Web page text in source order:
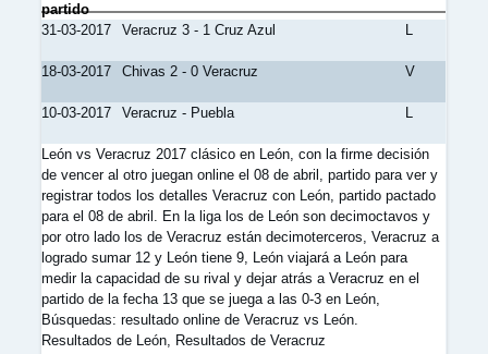
partido
31-03-2017 Veracruz 3 - 1 Cruz Azul L
18-03-2017 Chivas 2 - 0 Veracruz V
10-03-2017 Veracruz - Puebla L
León vs Veracruz 2017 clásico en León, con la firme decisión
de vencer al otro juegan online el 08 de abril, partido para ver y
registrar todos los detalles Veracruz con León, partido pactado
para el 08 de abril. En la liga los de León son decimoctavos y
por otro lado los de Veracruz están decimoterceros, Veracruz a
logrado sumar 12 y León tiene 9, León viajará a León para
medir la capacidad de su rival y dejar atrás a Veracruz en el
partido de la fecha 13 que se juega a las 0-3 en León,
Búsquedas: resultado online de Veracruz vs León.
Resultados de León, Resultados de Veracruz